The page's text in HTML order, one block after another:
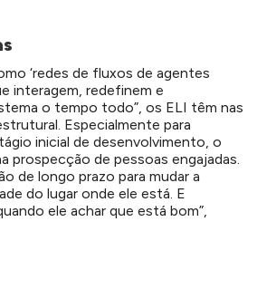
‘redes de fluxos de agentes
interagem, redefinem e
o tempo todo”, os ELI têm nas
Especialmente para
inicial de desenvolvimento, o
prospecção de pessoas engajadas.
de longo prazo para mudar a
do lugar onde ele está. E
ele achar que está bom”,